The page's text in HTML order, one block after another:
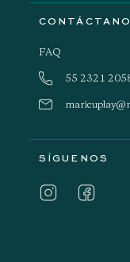
FAQ
55 2321
SÍGUENOS